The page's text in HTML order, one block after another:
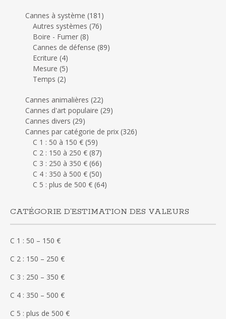
Cannes à système (181)
Autres systèmes (76)
Boire - Fumer (8)
Cannes de défense (89)
Ecriture (4)
Mesure (5)
Temps (2)
Cannes animalières (22)
Cannes d'art populaire (29)
Cannes divers (29)
Cannes par catégorie de prix (326)
C 1 : 50 à 150 € (59)
C 2 : 150 à 250 € (87)
C 3 : 250 à 350 € (66)
C 4 : 350 à 500 € (50)
C 5 : plus de 500 € (64)
CATÉGORIE D’ESTIMATION DES VALEURS
C 1 : 50 – 150 €
C 2 : 150 – 250 €
C 3 : 250 – 350 €
C 4 : 350 – 500 €
C 5 : plus de 500 €